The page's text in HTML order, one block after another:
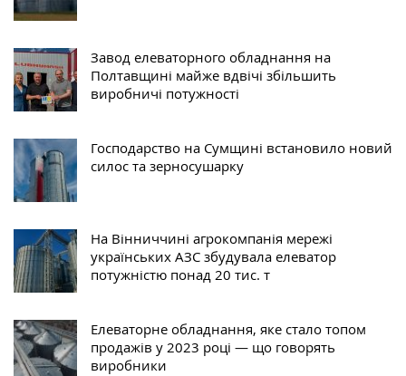
Завод елеваторного обладнання на
Полтавщині майже вдвічі збільшить
виробничі потужності
Господарство на Сумщині встановило новий
силос та зерносушарку
На Вінниччині агрокомпанія мережі
українських АЗС збудувала елеватор
потужністю понад 20 тис. т
Елеваторне обладнання, яке стало топом
продажів у 2023 році — що говорять
виробники